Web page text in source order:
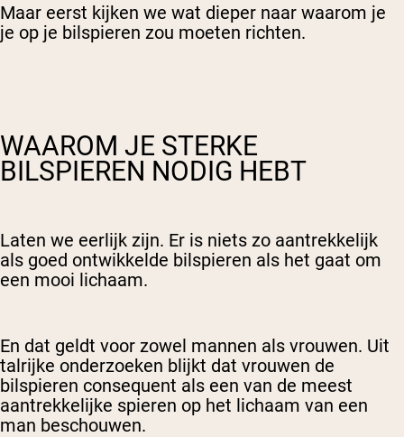
Maar eerst kijken we wat dieper naar waarom je
je op je bilspieren zou moeten richten.
WAAROM JE STERKE
BILSPIEREN NODIG HEBT
Laten we eerlijk zijn. Er is niets zo aantrekkelijk
als goed ontwikkelde bilspieren als het gaat om
een mooi lichaam.
En dat geldt voor zowel mannen als vrouwen. Uit
talrijke onderzoeken blijkt dat vrouwen de
bilspieren consequent als een van de meest
aantrekkelijke spieren op het lichaam van een
man beschouwen.